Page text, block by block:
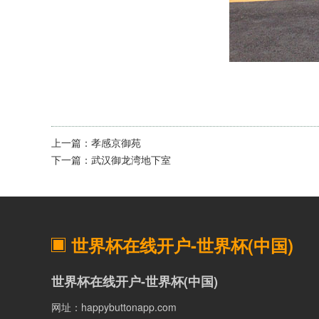
上一篇： 孝感京御苑
下一篇： 武汉御龙湾地下室
世界杯在线开户-世界杯(中国)
世界杯在线开户-世界杯(中国)
网址：happybuttonapp.com